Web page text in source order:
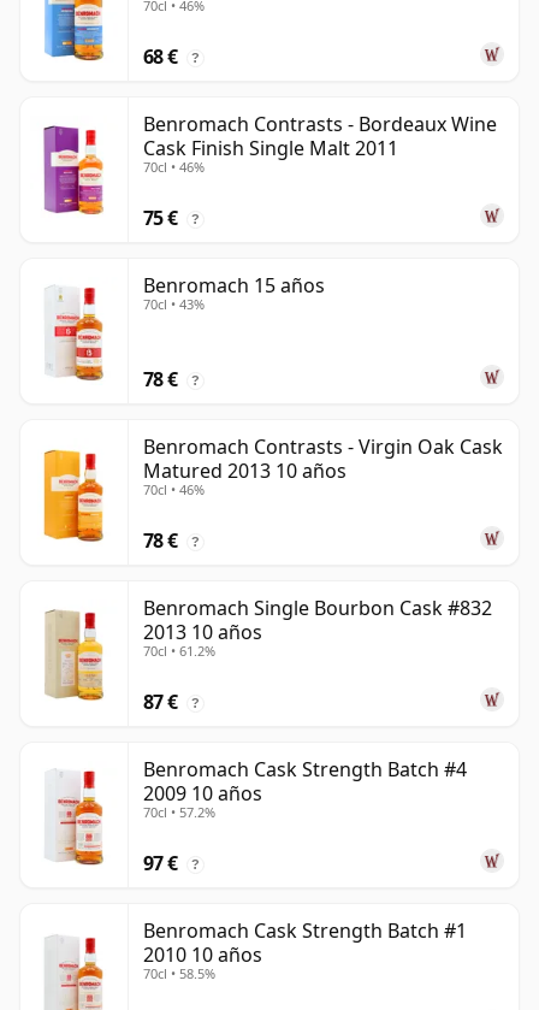
70cl • 46%
68 € ?
Benromach Contrasts - Bordeaux Wine
Cask Finish Single Malt 2011
70cl • 46%
75 € ?
Benromach 15 años
70cl • 43%
78 € ?
Benromach Contrasts - Virgin Oak Cask
Matured 2013 10 años
70cl • 46%
78 € ?
Benromach Single Bourbon Cask #832
2013 10 años
70cl • 61.2%
87 € ?
Benromach Cask Strength Batch #4
2009 10 años
70cl • 57.2%
97 € ?
Benromach Cask Strength Batch #1
2010 10 años
70cl • 58.5%